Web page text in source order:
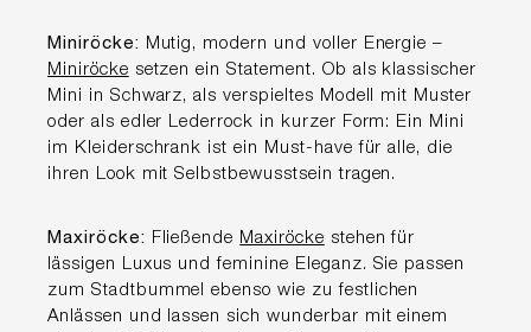
Miniröcke: Mutig, modern und voller Energie –
Miniröcke setzen ein Statement. Ob als klassischer
Mini in Schwarz, als verspieltes Modell mit Muster
oder als edler Lederrock in kurzer Form: Ein Mini
im Kleiderschrank ist ein Must-have für alle, die
ihren Look mit Selbstbewusstsein tragen.
Maxiröcke: Fließende Maxiröcke stehen für
lässigen Luxus und feminine Eleganz. Sie passen
zum Stadtbummel ebenso wie zu festlichen
Anlässen und lassen sich wunderbar mit einem